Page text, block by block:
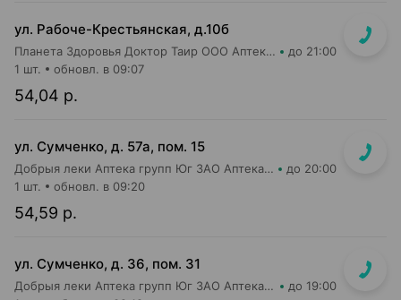
ул. Рабоче-Крестьянская, д.10б
Планета Здоровья Доктор Таир ООО Аптека №29 до 21:00
54,04 р.
1 шт. обновл. в 09:07
ул. Сумченко, д. 57а, пом. 15
Добрыя леки Аптека групп Юг ЗАО Аптека №81 до 20:00
54,59 р.
1 шт. обновл. в 09:20
ул. Сумченко, д. 36, пом. 31
Добрыя леки Аптека групп Юг ЗАО Аптека №56 до 19:00